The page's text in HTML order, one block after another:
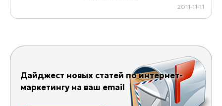
2011-11-11
Дайджест новых статей по интернет-
маркетингу на ваш email